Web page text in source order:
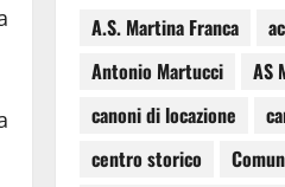
A.S. Martina Franca
Antonio Martucci
AS
canoni di locazione
centro storico